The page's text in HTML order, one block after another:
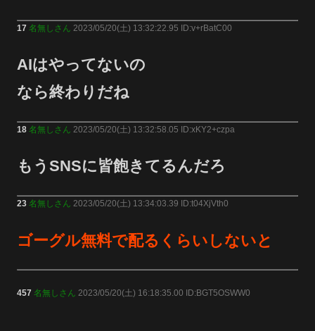
17 名無しさん 2023/05/20(土) 13:32:22.95 ID:v+rBatC00
AIはやってないの
なら終わりだね
18 名無しさん 2023/05/20(土) 13:32:58.05 ID:xKY2+czpa
もうSNSに皆飽きてるんだろ
23 名無しさん 2023/05/20(土) 13:34:03.39 ID:t04XjVth0
ゴーグル無料で配るくらいしないと
457 名無しさん 2023/05/20(土) 16:18:35.00 ID:BGT5OSWW0